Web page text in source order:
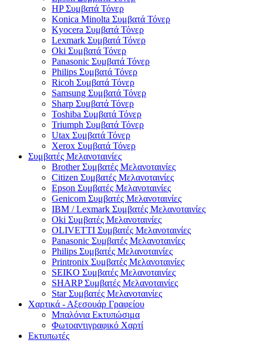
HP Συμβατά Τόνερ
Konica Minolta Συμβατά Τόνερ
Kyocera Συμβατά Τόνερ
Lexmark Συμβατά Τόνερ
Oki Συμβατά Τόνερ
Panasonic Συμβατά Τόνερ
Philips Συμβατά Τόνερ
Ricoh Συμβατά Τόνερ
Samsung Συμβατά Τόνερ
Sharp Συμβατά Τόνερ
Toshiba Συμβατά Τόνερ
Triumph Συμβατά Τόνερ
Utax Συμβατά Τόνερ
Xerox Συμβατά Τόνερ
Συμβατές Μελανοταινίες
Brother Συμβατές Μελανοταινίες
Citizen Συμβατές Μελανοταινίες
Epson Συμβατές Μελανοταινίες
Genicom Συμβατές Μελανοταινίες
IBM / Lexmark Συμβατές Μελανοταινίες
Oki Συμβατές Μελανοταινίες
OLIVETTI Συμβατές Μελανοταινίες
Panasonic Συμβατές Μελανοταινίες
Philips Συμβατές Μελανοταινίες
Printronix Συμβατές Μελανοταινίες
SEIKO Συμβατές Μελανοταινίες
SHARP Συμβατές Μελανοταινίες
Star Συμβατές Μελανοταινίες
Χαρτικά - Αξεσουάρ Γραφείου
Μπαλόνια Εκτυπώσιμα
Φωτοαντιγραφικό Χαρτί
Εκτυπωτές